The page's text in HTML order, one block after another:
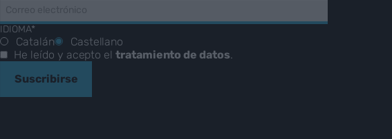
IDIOMA*
Catalán
Castellano
He leído y acepto eltratamiento de datos.
Suscribirse